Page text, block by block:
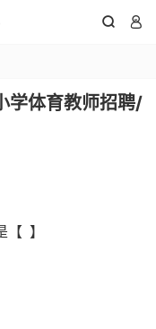
 
学体育教师招聘/
【 】